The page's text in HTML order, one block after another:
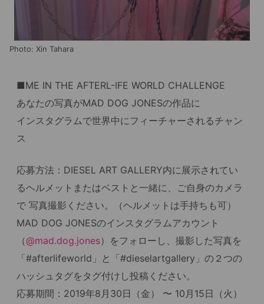
Photo: Xin Tahara
■ME IN THE AFTERL-IFE WORLD CHALLENGE
あなたの写真がMAD DOG JONESの作品に
インスタグラムで世界中にフィーチャーされるチャン
ス
応募方法：DIESEL ART GALLERY内に展示されてい
るヘルメットまたはベストと一緒に、ご自身のカメラ
で 写真撮影ください。（ヘルメットは手持ちも可）
MAD DOG JONESのインスタグラムアカウント
（@mad.dog.jones）をフォローし、撮影した写真を
「#afterlifeworld」と「#dieselartgallery」の２つの
ハッシュタグをタグ付けし投稿ください。
応募期間：2019年8月30日（金） 〜 10月15日（火）